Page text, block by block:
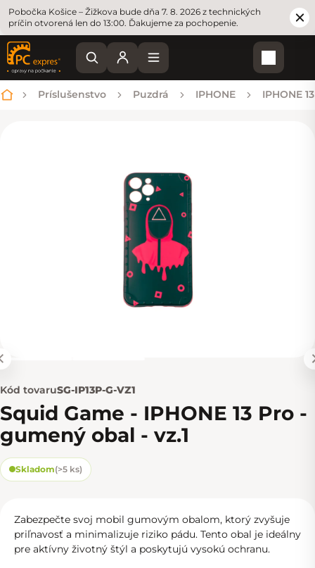
Pobočka Košice – Žižkova bude dňa 7. 8. 2026 z technických
príčin otvorená len do 13:00. Ďakujeme za pochopenie.
Domov
Príslušenstvo Puzdrá IPHONE IPHONE
Kód tovaruSG-IP13P-G-VZ1
Squid Game - IPHONE 13 Pro -
gumený obal - vz.1
Skladom(>5 ks)
Zabezpečte svoj mobil gumovým obalom, ktorý zvyšuje
priľnavosť a minimalizuje riziko pádu. Tento obal je ideálny
pre aktívny životný štýl a poskytujú vysokú ochranu.